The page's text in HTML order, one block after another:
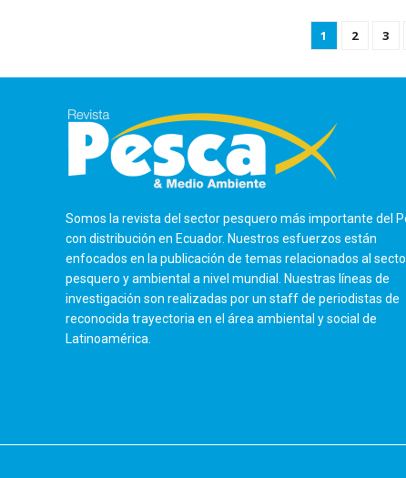
1 2 3
Somos la revista del sector pesquero más importante del
con distribución en Ecuador. Nuestros esfuerzos están
enfocados en la publicación de temas relacionados al
pesquero y ambiental a nivel mundial. Nuestras líneas de
investigación son realizadas por un staff de periodistas de
reconocida trayectoria en el área ambiental y social de
Latinoamérica.